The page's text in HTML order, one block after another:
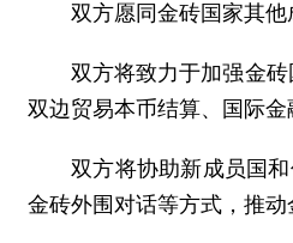
双方愿同金砖国家其
双方将致力于加强金
双边贸易本币结算、国际
双方将协助新成员国
金砖外围对话等方式，推